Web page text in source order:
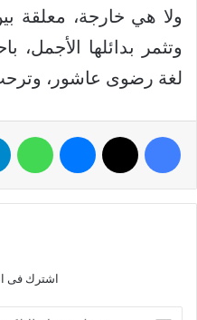
ولا هي خارجة، معلقة
وتثمر بدائلها الأجمل،
لغة رضوى عاشور،
اشترك فى